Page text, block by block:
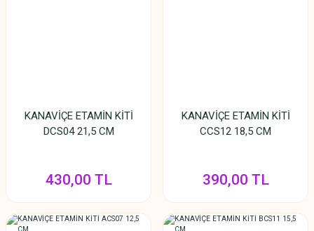
KANAVİÇE ETAMİN KİTİ
DCS04 21,5 CM
430,00 TL
KANAVİÇE ETAMİN KİTİ
CCS12 18,5 CM
390,00 TL